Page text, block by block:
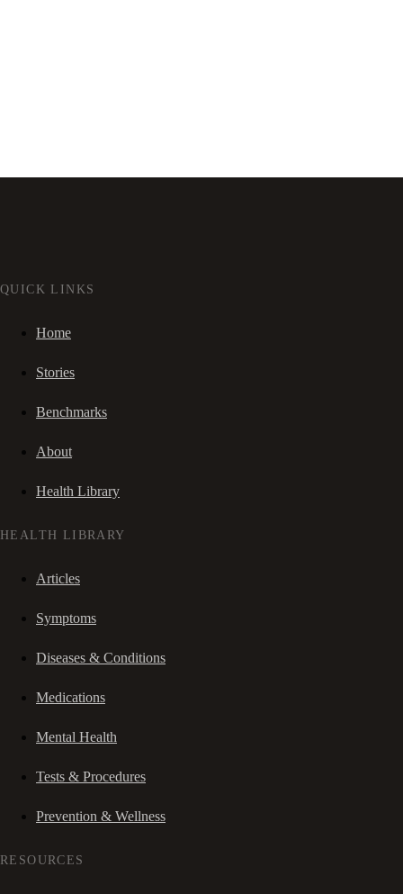
QUICK LINKS
Home
Stories
Benchmarks
About
Health Library
HEALTH LIBRARY
Articles
Symptoms
Diseases & Conditions
Medications
Mental Health
Tests & Procedures
Prevention & Wellness
RESOURCES